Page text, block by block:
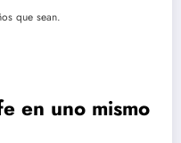
que sean.
en uno mismo